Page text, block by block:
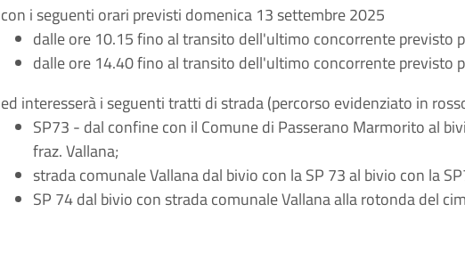
con i seguenti orari previsti domenica 13 settembre 2025
dalle ore 10.15 fino al transito dell'ultimo concorrente previsto
dalle ore 14.40 fino al transito dell'ultimo concorrente previsto
ed interesserà i seguenti tratti di strada (percorso evidenziato in
SP73 - dal confine con il Comune di Passerano Marmorito al
fraz. Vallana;
strada comunale Vallana dal bivio con la SP 73 al bivio con la
SP 74 dal bivio con strada comunale Vallana alla rotonda del